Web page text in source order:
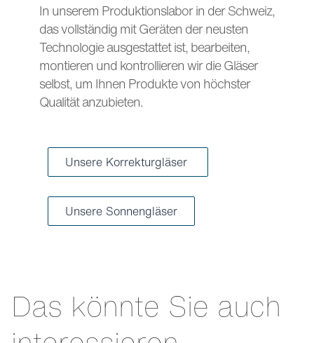
In unserem Produktionslabor in der Schweiz,
das vollständig mit Geräten der neusten
Technologie ausgestattet ist, bearbeiten,
montieren und kontrollieren wir die Gläser
selbst, um Ihnen Produkte von höchster
Qualität anzubieten.
Unsere Korrekturgläser
Unsere Sonnengläser
Das könnte Sie auch